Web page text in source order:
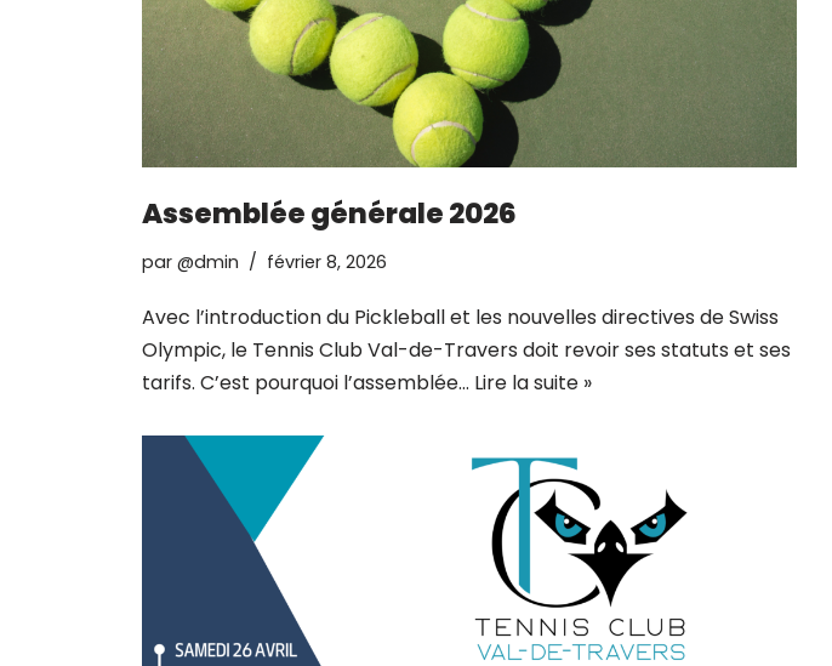
Assemblée générale 2026
par @dmin février 8, 2026
Avec l’introduction du Pickleball et les nouvelles directives de Swiss
Olympic, le Tennis Club Val-de-Travers doit revoir ses statuts et ses
tarifs. C’est pourquoi l’assemblée… Lire la suite »